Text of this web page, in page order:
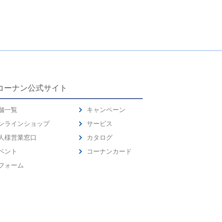
ーナン公式サイト
一覧
ラインショップ
様営業窓口
ント
ォーム
キャンペーン
サービス
カタログ
コーナンカード